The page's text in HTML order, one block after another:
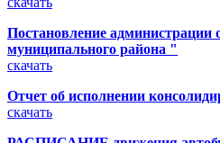
Постановление администрации
муниципального района "
скачать
Отчет об исполнении
скачать